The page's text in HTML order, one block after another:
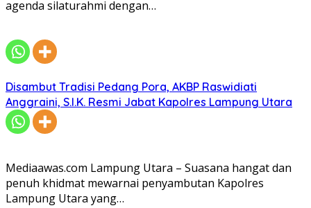
agenda silaturahmi dengan…
Disambut Tradisi Pedang Pora, AKBP Raswidiati
Anggraini, S.I.K. Resmi Jabat Kapolres Lampung Utara
Mediaawas.com Lampung Utara – Suasana hangat dan
penuh khidmat mewarnai penyambutan Kapolres
Lampung Utara yang…